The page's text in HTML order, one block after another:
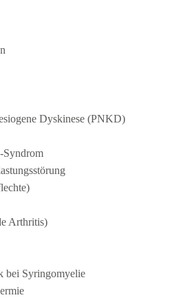
Dyskinese (PNKD)
Syndrom
Arthritis)
bei Syringomyelie